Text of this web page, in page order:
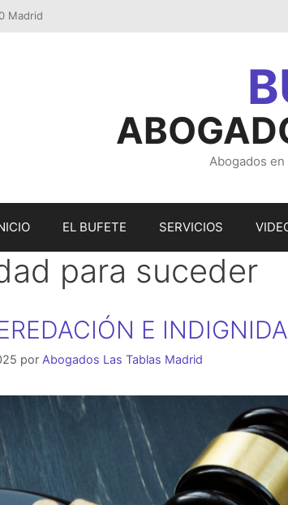
Madrid
Abogados
EL BUFETE SERVICIOS
para suceder
E
por Abogados Las Tablas Madrid